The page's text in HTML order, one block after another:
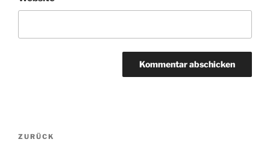
Beitragsnavigation
Vorheriger
ZURÜCK